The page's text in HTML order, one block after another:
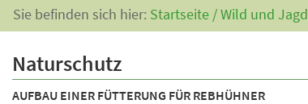
Sie befinden sich hier: Startseite /Wild und Jagd
Naturschutz
AUFBAU EINER FÜTTERUNG FÜR REBHÜHNER